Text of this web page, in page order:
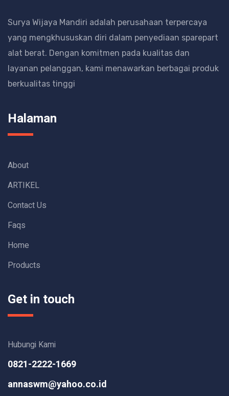
Surya Wijaya Mandiri adalah perusahaan terpercaya
yang mengkhususkan diri dalam penyediaan sparepart
alat berat. Dengan komitmen pada kualitas dan
layanan pelanggan, kami menawarkan berbagai produk
berkualitas tinggi
Halaman
About
ARTIKEL
Contact Us
Faqs
Home
Products
Get in touch
Hubungi Kami
0821-2222-1669
annaswm@yahoo.co.id